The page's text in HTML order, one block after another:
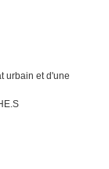
urbain et d'une